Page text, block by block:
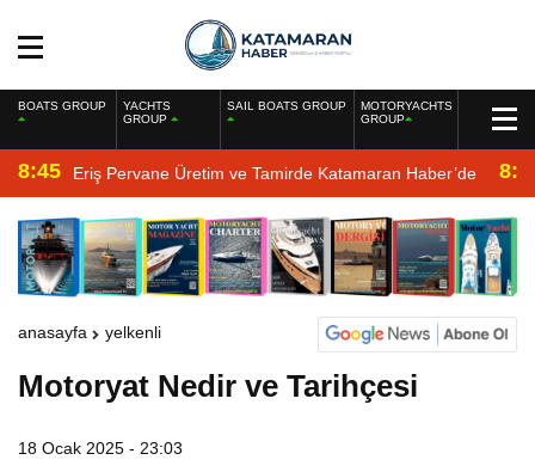
BOATS GROUP
YACHTS
GROUP
SAIL BOATS GROUP
MOTORYACHTS
GROUP
8:45 Eriş Pervane Üretim ve Tamirde Katamaran Haber’de
anasayfa yelkenli
Motoryat Nedir ve Tarihçesi
18 Ocak 2025 - 23:03